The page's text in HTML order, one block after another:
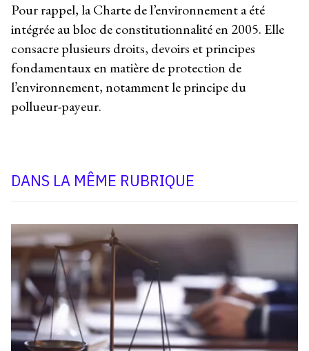
Pour rappel, la Charte de l’environnement a été
intégrée au bloc de constitutionnalité en 2005. Elle
consacre plusieurs droits, devoirs et principes
fondamentaux en matière de protection de
l’environnement, notamment le principe du
pollueur-payeur.
DANS LA MÊME RUBRIQUE